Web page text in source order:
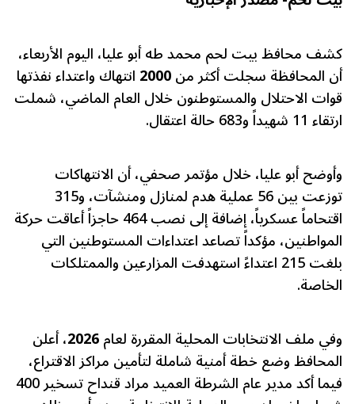
كشف محافظ بيت لحم محمد طه أبو عليا، اليوم الأربعاء،
أن المحافظة سجلت أكثر من2000انتهاك واعتداء نفذتها
قوات الاحتلال والمستوطنون خلال العام الماضي، شملت
ارتقاء 11 شهيداً و683 حالة اعتقال.
وأوضح أبو عليا، خلال مؤتمر صحفي، أن الانتهاكات
توزعت بين 56 عملية هدم لمنازل ومنشآت، و315
اقتحاماً عسكرياً، إضافة إلى نصب 464 حاجزاً أعاقت حركة
المواطنين، مؤكداً تصاعد اعتداءات المستوطنين التي
بلغت 215 اعتداءً استهدفت المزارعين والممتلكات
الخاصة.
وفي ملف الانتخابات المحلية المقررة لعام2026، أعلن
المحافظ وضع خطة أمنية شاملة لتأمين مراكز الاقتراع،
فيما أكد مدير عام الشرطة العميد مراد قنداح تسخير 400